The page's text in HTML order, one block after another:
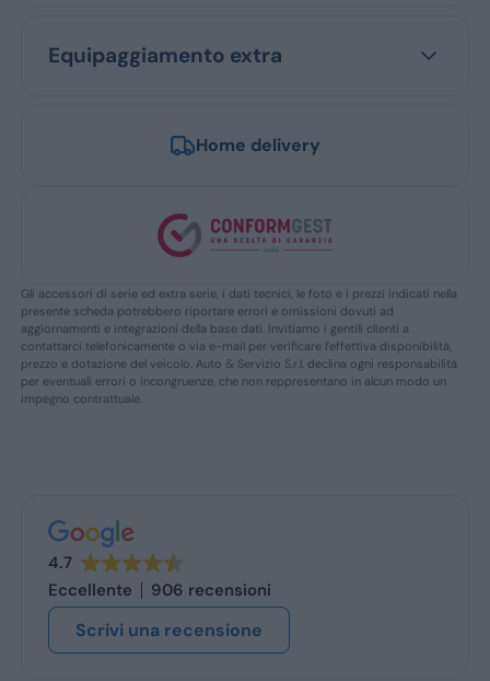
Equipaggiamento extra
Home delivery
Gli accessori di serie ed extra serie, i dati tecnici, le foto e i prezzi indicati nella
presente scheda potrebbero riportare errori e omissioni dovuti ad
aggiornamenti e integrazioni della base dati. Invitiamo i gentili clienti a
contattarci telefonicamente o via e-mail per verificare l’effettiva disponibilità,
prezzo e dotazione del veicolo. Auto & Servizio S.r.l. declina ogni responsabilità
per eventuali errori o incongruenze, che non reppresentano in alcun modo un
impegno contrattuale.
4.7
Eccellente
906 recensioni
Scrivi una recensione